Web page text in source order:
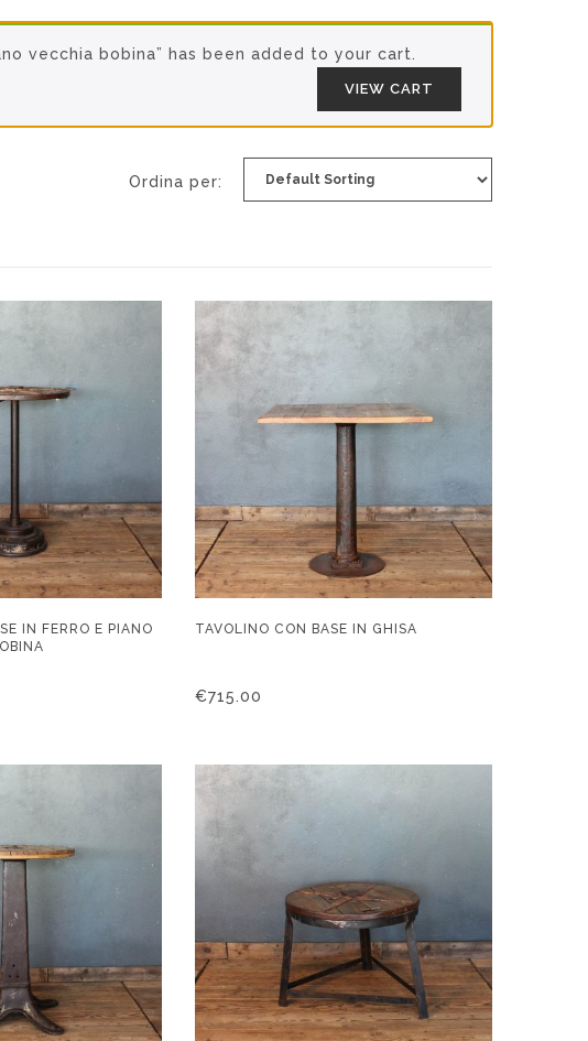
vecchia bobina” has been added to your cart.
VIEW CART
Ordina per:
IN FERRO E PIANO
TAVOLINO CON BASE IN GHISA
€715.00